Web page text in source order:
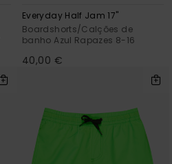
Everyday Half Jam 17"
Boardshorts/Calções de
banho Azul Rapazes 8-16
40,00 €